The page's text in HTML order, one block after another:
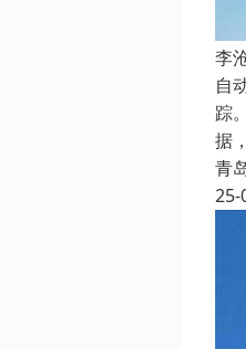
李
自
踪
据
青
25-